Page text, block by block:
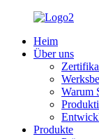
Heim
Über uns
Warum
Produkte